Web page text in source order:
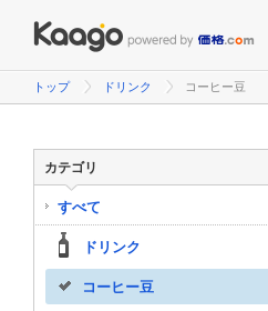
トップ ドリンク コーヒー豆
カテゴリ
すべて
ドリンク
コーヒー豆